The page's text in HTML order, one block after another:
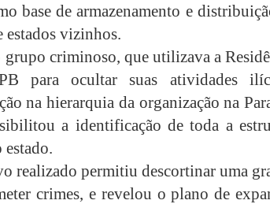
base de armazenamento e
estados vizinhos.
grupo criminoso, que utilizava a
para ocultar suas atividades
na hierarquia da organização na
a identificação de toda a
realizado permitiu descortinar uma
crimes, e revelou o plano de